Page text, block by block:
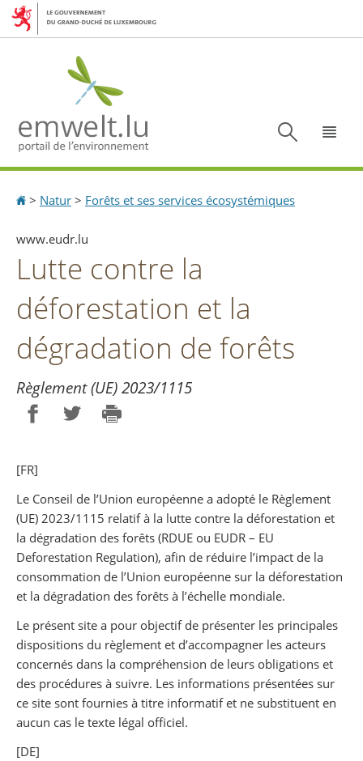
Aller
Aller
Accueil
> Natur > Forêts et ses services écosystémiques
www.eudr.lu
Lutte contre la
déforestation et la
dégradation de forêts
Règlement (UE) 2023/1115
[FR]
Le Conseil de l’Union européenne a adopté le Règlement
(UE) 2023/1115 relatif à la lutte contre la déforestation et
la dégradation des forêts (RDUE ou EUDR – EU
Deforestation Regulation), afin de réduire l’impact de la
consommation de l’Union européenne sur la déforestation
et la dégradation des forêts à l’échelle mondiale.
Le présent site a pour objectif de présenter les principales
dispositions du règlement et d’accompagner les acteurs
concernés dans la compréhension de leurs obligations et
des procédures à suivre. Les informations présentées sur
ce site sont fournies à titre informatif et ne substituent en
aucun cas le texte légal officiel.
[DE]